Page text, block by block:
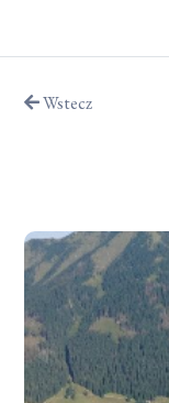
Wstecz